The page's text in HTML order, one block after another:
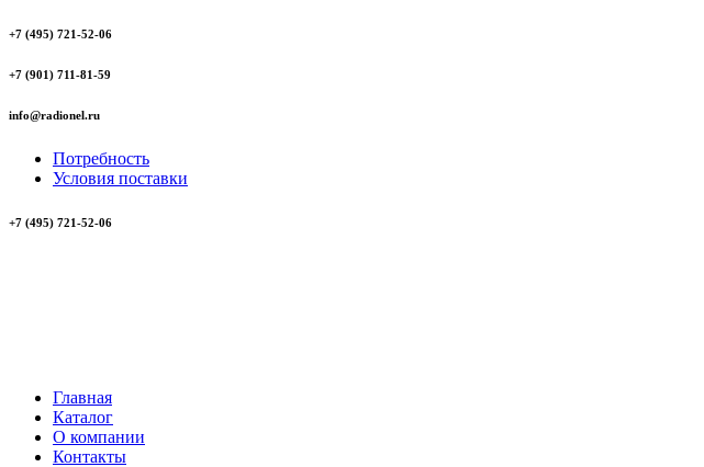
+7 (495) 721-52-06
+7 (901) 711-81-59
info@radionel.ru
Потребность
Условия поставки
+7 (495) 721-52-06
Главная
Каталог
О компании
Контакты